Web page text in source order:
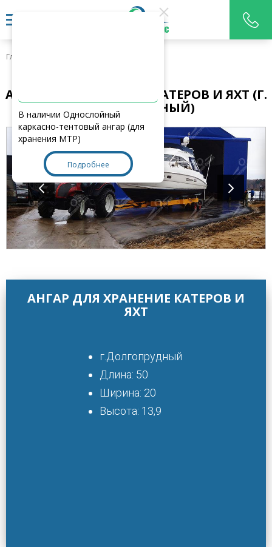
Главная
АНГАР ДЛЯ ХРАНЕНИЕ КАТЕРОВ И ЯХТ (Г.
ДОЛГОПРУДНЫЙ)
АНГАР ДЛЯ ХРАНЕНИЕ КАТЕРОВ И
ЯХТ
г.Долгопрудный
Длина: 50
Ширина: 20
Высота: 13,9
В наличии Однослойный
каркасно-тентовый ангар (для
хранения МТР)
Подробнее